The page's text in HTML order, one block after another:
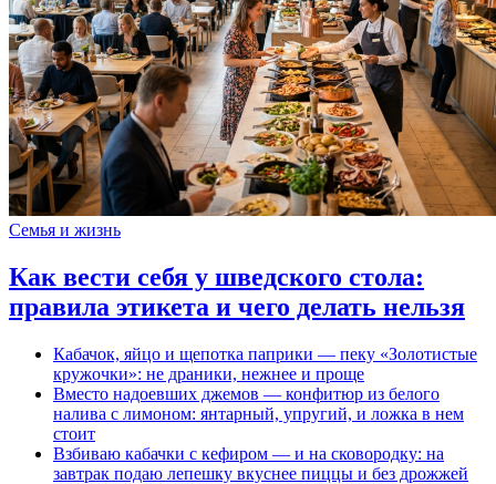
Семья и жизнь
Как вести себя у шведского стола:
правила этикета и чего делать нельзя
Кабачок, яйцо и щепотка паприки — пеку «Золотистые
кружочки»: не драники, нежнее и проще
Вместо надоевших джемов — конфитюр из белого
налива с лимоном: янтарный, упругий, и ложка в нем
стоит
Взбиваю кабачки с кефиром — и на сковородку: на
завтрак подаю лепешку вкуснее пиццы и без дрожжей